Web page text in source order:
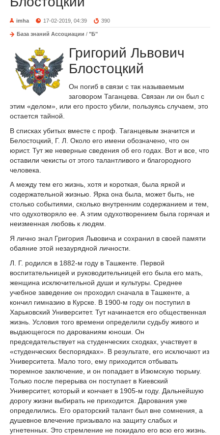
imha 17-02-2019, 04:39 390
База знаний Ассоциации / "Б"
Григорий Львович
Блостоцкий
Он погиб в связи с так называемым
заговором Таганцева. Связан ли он был с
этим «делом», или его просто убили, пользуясь случаем, это
остается тайной.
В списках убитых вместе с проф. Таганцевым значится и
Белостоцкий, Г. Л. Около его имени обозначено, что он
юрист. Тут же неверные сведения об его годах. Вот и все, что
оставили чекисты от этого талантливого и благородного
человека.
А между тем его жизнь, хотя и короткая, была яркой и
содержательной жизнью. Ярка она была, может быть, не
столько событиями, сколько внутренним содержанием и тем,
что одухотворяло ее. А этим одухотворением была горячая и
неизменная любовь к людям.
Я лично знал Григория Львовича и сохранил в своей памяти
обаяние этой незаурядной личности.
Л. Г. родился в 1882-м году в Ташкенте. Первой
воспитательницей и руководительницей его была его мать,
женщина исключительной души и культуры. Среднее
учебное заведение он проходил сначала в Ташкенте, а
кончил гимназию в Курске. В 1900-м году он поступил в
Харьковский Университет. Тут начинается его общественная
жизнь. Условия того времени определили судьбу живого и
выдающегося по дарованиям юноши. Он
председательствует на студенческих сходках, участвует в
«студенческих беспорядках». В результате, его исключают из
Университета. Мало того, ему приходится отбывать
тюремное заключение, и он попадает в Изюмскую тюрьму.
Только после перерыва он поступает в Киевский
Университет, который и кончает в 1905-м году. Дальнейшую
дорогу жизни выбирать не приходится. Дарования уже
определились. Его ораторский талант был вне сомнения, а
душевное влечение призывало на защиту слабых и
угнетенных. Это стремление не покидало его всю его жизнь.